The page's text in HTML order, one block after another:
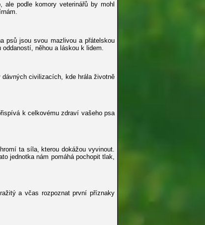
podle komory veterinářů by mohl
psů jsou svou mazlivou a přátelskou
něhou a láskou k lidem.
civilizacích, kde hrála životně
k celkovému zdraví vašeho psa
ta síla, kterou dokážou vyvinout.
jednotka nám pomáhá pochopit tlak,
a včas rozpoznat první příznaky